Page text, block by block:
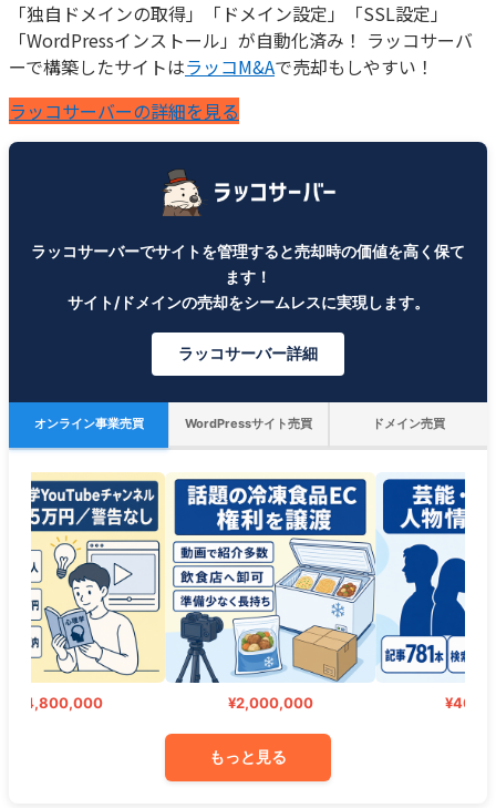
「独自ドメインの取得」「ドメイン設定」「SSL設定」
「WordPressインストール」が自動化済み！ ラッコサーバ
ーで構築したサイトはラッコM&Aで売却もしやすい！
ラッコサーバーの詳細を見る
ラッコサーバーでサイトを管理すると売却時の価値を高く保て
ます！
サイト/ドメインの売却をシームレスに実現します。
ラッコサーバー詳細
オンライン事業売買 WordPressサイト売買 ドメイン売買
¥2,000,000 ¥400,000
もっと見る